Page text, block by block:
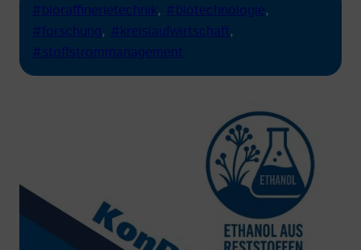
#bioraffinerietechnik, #biotechnologie
#forschung, #kreislaufwirtschaft
#stoffstrommanagement